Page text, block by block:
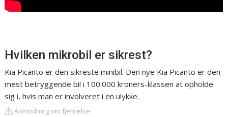
Hvilken mikrobil er sikrest?
Kia Picanto er den sikreste minibil. Den nye Kia Picanto er den
mest betryggende bil i 100.000 kroners-klassen at opholde
sig i, hvis man er involveret i en ulykke.
Anmodning om fjernelse